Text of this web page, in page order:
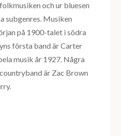
och ur bluesen
subgenres. Musiken
på 1900-talet i södra
första band är Carter
musik år 1927. Några
är Zac Brown